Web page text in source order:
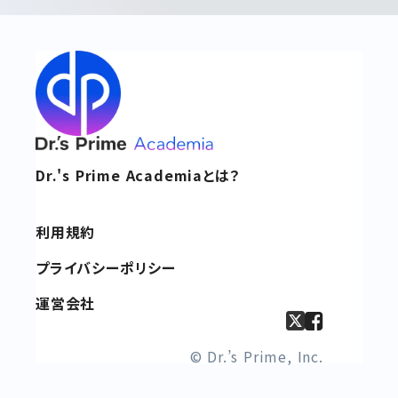
Dr.'s Prime Academiaとは？
利用規約
プライバシーポリシー
運営会社
© Dr.’s Prime, Inc.